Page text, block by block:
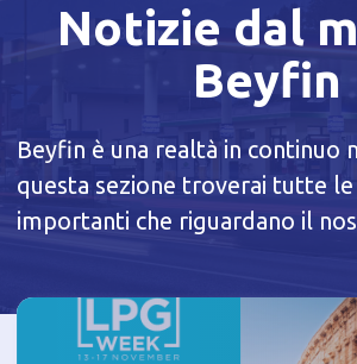
Notizie dal
Beyfin
Beyfin è una realtà in continuo
questa sezione troverai tutte
importanti che riguardano il